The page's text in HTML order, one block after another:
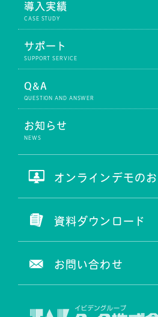
導入実績
サポート
Q&A
お知らせ
オンラインデモの
資料ダウンロード
お問い合わせ